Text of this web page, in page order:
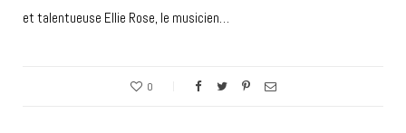
et talentueuse Ellie Rose, le musicien…
0